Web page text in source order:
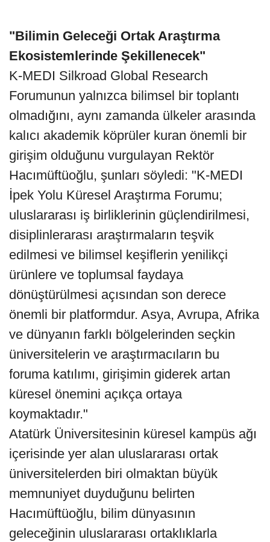
"Bilimin Geleceği Ortak Araştırma
Ekosistemlerinde Şekillenecek"
K-MEDI Silkroad Global Research
Forumunun yalnızca bilimsel bir toplantı
olmadığını, aynı zamanda ülkeler arasında
kalıcı akademik köprüler kuran önemli bir
girişim olduğunu vurgulayan Rektör
Hacımüftüoğlu, şunları söyledi: "K-MEDI
İpek Yolu Küresel Araştırma Forumu;
uluslararası iş birliklerinin güçlendirilmesi,
disiplinlerarası araştırmaların teşvik
edilmesi ve bilimsel keşiflerin yenilikçi
ürünlere ve toplumsal faydaya
dönüştürülmesi açısından son derece
önemli bir platformdur. Asya, Avrupa, Afrika
ve dünyanın farklı bölgelerinden seçkin
üniversitelerin ve araştırmacıların bu
foruma katılımı, girişimin giderek artan
küresel önemini açıkça ortaya
koymaktadır."
Atatürk Üniversitesinin küresel kampüs ağı
içerisinde yer alan uluslararası ortak
üniversitelerden biri olmaktan büyük
memnuniyet duyduğunu belirten
Hacımüftüoğlu, bilim dünyasının
geleceğinin uluslararası ortaklıklarla